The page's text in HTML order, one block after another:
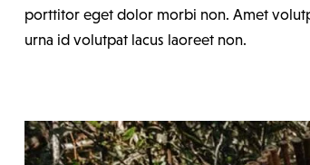
porttitor eget dolor morbi non. Amet
urna id volutpat lacus laoreet non.